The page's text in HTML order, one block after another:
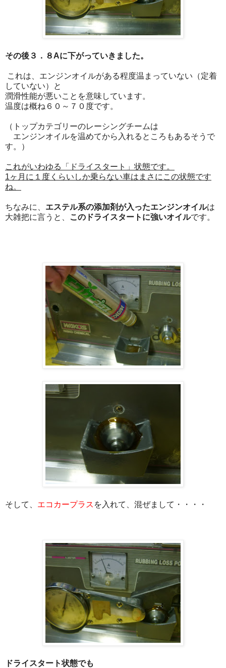
その後３．８Aに下がっていきました。
これは、エンジンオイルがある程度温まっていない（定着
していない）と
潤滑性能が悪いことを意味しています。
温度は概ね６０～７０度です。
（トップカテゴリーのレーシングチームは
エンジンオイルを温めてから入れるところもあるそうで
す。）
これがいわゆる「ドライスタート」状態です。
1ヶ月に１度くらいしか乗らない車はまさにこの状態です
ね。
ちなみに、 エステル系の添加剤が入ったエンジンオイルは
大雑把に言うと、
このドライスタートに強いオイルです。
そして、 エコカープラス を入れて、混ぜまして・・・・
ドライスタート状態でも